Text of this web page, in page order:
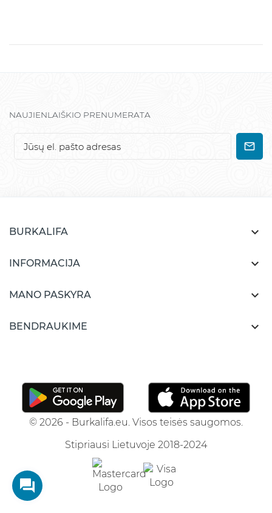
NAUJIENLAIŠKIO PRENUMERATA
BURKALIFA 
INFORMACIJA 
MANO PASKYRA 
BENDRAUKIME 
© 2026 - Burkalifa.eu. Visos teisės saugomos.
Stipriausi Lietuvoje 2018-2024